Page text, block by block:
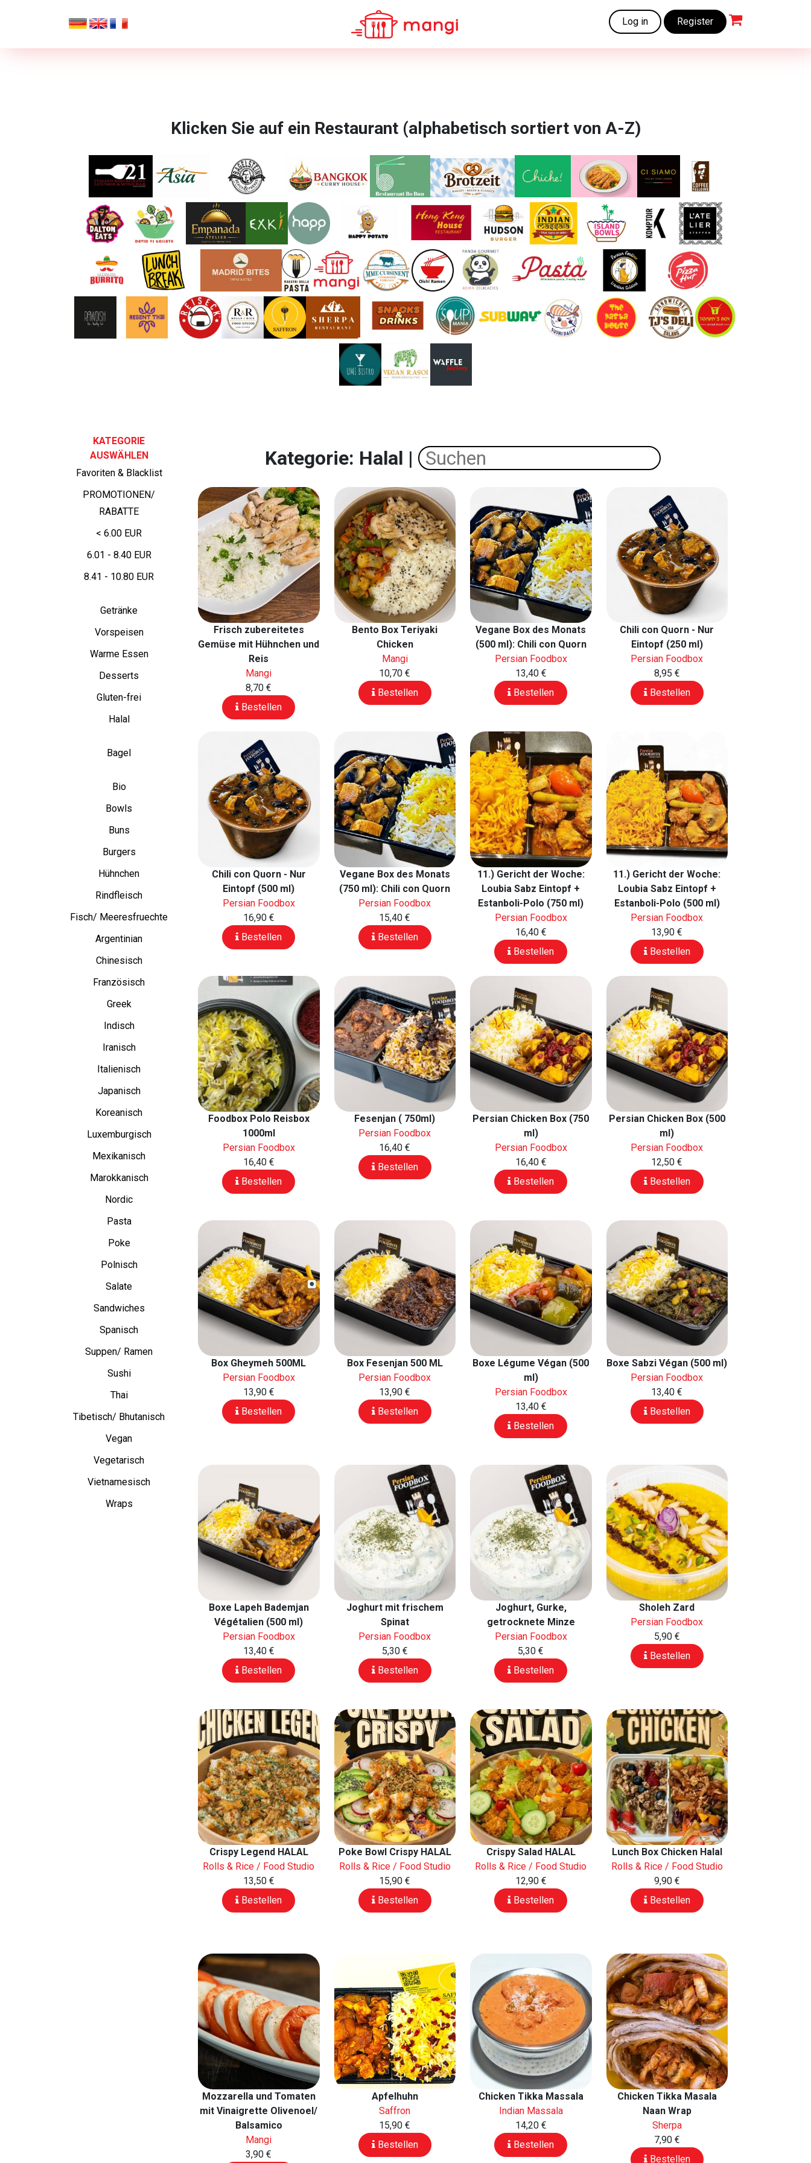
Log in Register
Klicken Sie auf ein Restaurant (alphabetisch sortiert von A-Z)
KATEGORIE
AUSWÄHLEN
Favoriten & Blacklist
PROMOTIONEN/
RABATTE
< 6.00 EUR
6.01 - 8.40 EUR
8.41 - 10.80 EUR
Getränke
Vorspeisen
Warme Essen
Desserts
Gluten-frei
Halal
Bagel
Bio
Bowls
Buns
Burgers
Hühnchen
Rindfleisch
Fisch/ Meeresfruechte
Argentinian
Chinesisch
Französisch
Greek
Indisch
Iranisch
Italienisch
Japanisch
Koreanisch
Luxemburgisch
Mexikanisch
Marokkanisch
Nordic
Pasta
Poke
Polnisch
Salate
Sandwiches
Spanisch
Suppen/ Ramen
Sushi
Thai
Tibetisch/ Bhutanisch
Vegan
Vegetarisch
Vietnamesisch
Wraps
Kategorie: Halal |
Frisch zubereitetes
Gemüse mit Hühnchen und
Reis
Mangi
8,70 €
Bestellen
Bento Box Teriyaki
Chicken
Mangi
10,70 €
Bestellen
Vegane Box des Monats
(500 ml): Chili con Quorn
Persian Foodbox
13,40 €
Bestellen
Chili con Quorn - Nur
Eintopf (250 ml)
Persian Foodbox
8,95 €
Bestellen
Chili con Quorn - Nur
Eintopf (500 ml)
Persian Foodbox
16,90 €
Bestellen
Vegane Box des Monats
(750 ml): Chili con Quorn
Persian Foodbox
15,40 €
Bestellen
11.) Gericht der Woche:
Loubia Sabz Eintopf +
Estanboli-Polo (750 ml)
Persian Foodbox
16,40 €
Bestellen
11.) Gericht der Woche:
Loubia Sabz Eintopf +
Estanboli-Polo (500 ml)
Persian Foodbox
13,90 €
Bestellen
Foodbox Polo Reisbox
1000ml
Persian Foodbox
16,40 €
Bestellen
Fesenjan ( 750ml)
Persian Foodbox
16,40 €
Bestellen
Persian Chicken Box (750
ml)
Persian Foodbox
16,40 €
Bestellen
Persian Chicken Box (500
ml)
Persian Foodbox
12,50 €
Bestellen
Box Gheymeh 500ML
Persian Foodbox
13,90 €
Bestellen
Box Fesenjan 500 ML
Persian Foodbox
13,90 €
Bestellen
Boxe Légume Végan (500
ml)
Persian Foodbox
13,40 €
Bestellen
Boxe Sabzi Végan (500 ml)
Persian Foodbox
13,40 €
Bestellen
Boxe Lapeh Bademjan
Végétalien (500 ml)
Persian Foodbox
13,40 €
Bestellen
Joghurt mit frischem
Spinat
Persian Foodbox
5,30 €
Bestellen
Joghurt, Gurke,
getrocknete Minze
Persian Foodbox
5,30 €
Bestellen
Sholeh Zard
Persian Foodbox
5,90 €
Bestellen
Crispy Legend HALAL
Rolls & Rice / Food Studio
13,50 €
Bestellen
Poke Bowl Crispy HALAL
Rolls & Rice / Food Studio
15,90 €
Bestellen
Crispy Salad HALAL
Rolls & Rice / Food Studio
12,90 €
Bestellen
Lunch Box Chicken Halal
Rolls & Rice / Food Studio
9,90 €
Bestellen
Mozzarella und Tomaten
mit Vinaigrette Olivenoel/
Balsamico
Mangi
3,90 €
Apfelhuhn
Saffron
15,90 €
Bestellen
Chicken Tikka Massala
Indian Massala
14,20 €
Bestellen
Chicken Tikka Masala
Naan Wrap
Sherpa
7,90 €
Bestellen